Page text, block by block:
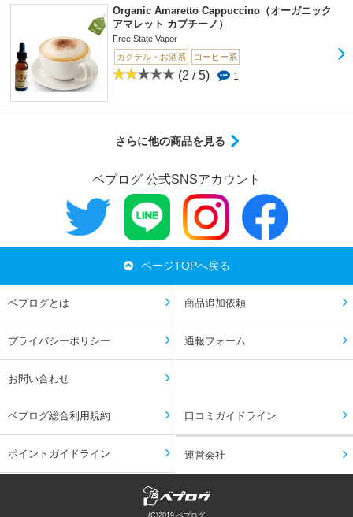
Organic Amaretto Cappuccino（オーガニック
アマレット カプチーノ）
Free State Vapor
カクテル・お酒系
コーヒー系
(2 / 5) 1
さらに他の商品を見る
ベプログ 公式SNSアカウント
ページTOPへ戻る
ベプログとは 商品追加依頼
プライバシーポリシー 通報フォーム
お問い合わせ
ベプログ総合利用規約 口コミガイドライン
ポイントガイドライン 運営会社